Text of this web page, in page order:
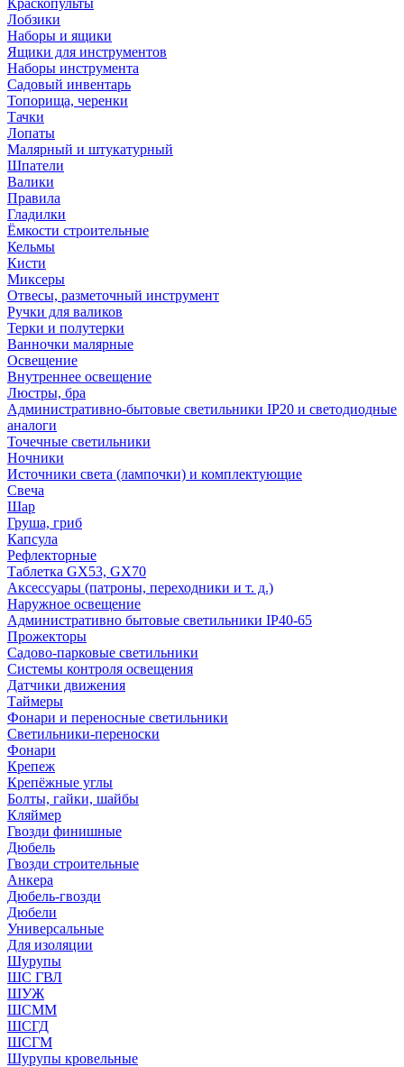
Краскопульты
Лобзики
Наборы и ящики
Ящики для инструментов
Наборы инструмента
Садовый инвентарь
Топорища, черенки
Тачки
Лопаты
Малярный и штукатурный
Шпатели
Валики
Правила
Гладилки
Ёмкости строительные
Кельмы
Кисти
Миксеры
Отвесы, разметочный инструмент
Ручки для валиков
Терки и полутерки
Ванночки малярные
Освещение
Внутреннее освещение
Люстры, бра
Административно-бытовые светильники IP20 и светодиодные
аналоги
Точечные светильники
Ночники
Источники света (лампочки) и комплектующие
Свеча
Шар
Груша, гриб
Капсула
Рефлекторные
Таблетка GX53, GX70
Аксессуары (патроны, переходники и т. д.)
Наружное освещение
Административно бытовые светильники IP40-65
Прожекторы
Садово-парковые светильники
Системы контроля освещения
Датчики движения
Таймеры
Фонари и переносные светильники
Светильники-переноски
Фонари
Крепеж
Крепёжные углы
Болты, гайки, шайбы
Кляймер
Гвозди финишные
Дюбель
Гвозди строительные
Анкера
Дюбель-гвозди
Дюбели
Универсальные
Для изоляции
Шурупы
ШС ГВЛ
ШУЖ
ШСММ
ШСГД
ШСГМ
Шурупы кровельные